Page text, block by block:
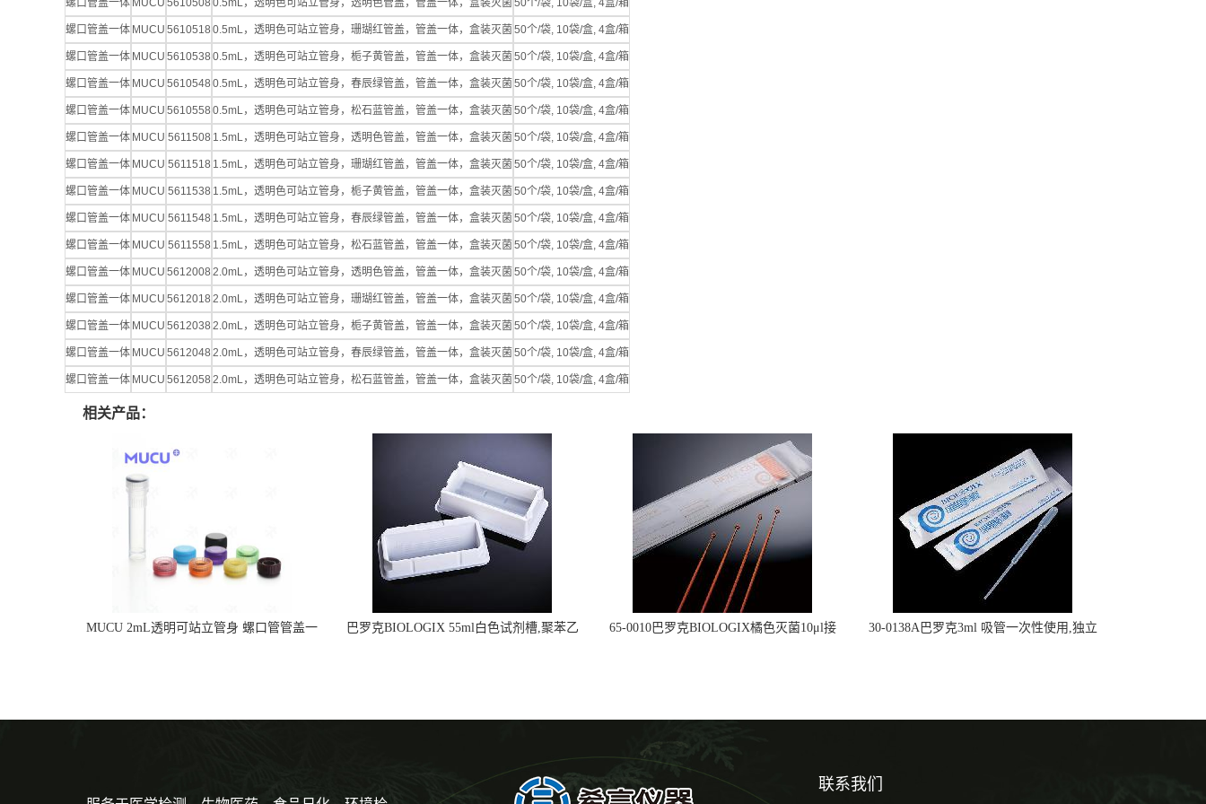
螺口管盖一体 MUCU 5610508 0.5mL，透明色可站立管身，透明色管盖，管盖一体，盒装灭菌 50个/袋, 10袋/盒, 4盒/箱
螺口管盖一体 MUCU 5610518 0.5mL，透明色可站立管身，珊瑚红管盖，管盖一体，盒装灭菌 50个/袋, 10袋/盒, 4盒/箱
螺口管盖一体 MUCU 5610538 0.5mL，透明色可站立管身，栀子黄管盖，管盖一体，盒装灭菌 50个/袋, 10袋/盒, 4盒/箱
螺口管盖一体 MUCU 5610548 0.5mL，透明色可站立管身，春辰绿管盖，管盖一体，盒装灭菌 50个/袋, 10袋/盒, 4盒/箱
螺口管盖一体 MUCU 5610558 0.5mL，透明色可站立管身，松石蓝管盖，管盖一体，盒装灭菌 50个/袋, 10袋/盒, 4盒/箱
螺口管盖一体 MUCU 5611508 1.5mL，透明色可站立管身，透明色管盖，管盖一体，盒装灭菌 50个/袋, 10袋/盒, 4盒/箱
螺口管盖一体 MUCU 5611518 1.5mL，透明色可站立管身，珊瑚红管盖，管盖一体，盒装灭菌 50个/袋, 10袋/盒, 4盒/箱
螺口管盖一体 MUCU 5611538 1.5mL，透明色可站立管身，栀子黄管盖，管盖一体，盒装灭菌 50个/袋, 10袋/盒, 4盒/箱
螺口管盖一体 MUCU 5611548 1.5mL，透明色可站立管身，春辰绿管盖，管盖一体，盒装灭菌 50个/袋, 10袋/盒, 4盒/箱
螺口管盖一体 MUCU 5611558 1.5mL，透明色可站立管身，松石蓝管盖，管盖一体，盒装灭菌 50个/袋, 10袋/盒, 4盒/箱
螺口管盖一体 MUCU 5612008 2.0mL，透明色可站立管身，透明色管盖，管盖一体，盒装灭菌 50个/袋, 10袋/盒, 4盒/箱
螺口管盖一体 MUCU 5612018 2.0mL，透明色可站立管身，珊瑚红管盖，管盖一体，盒装灭菌 50个/袋, 10袋/盒, 4盒/箱
螺口管盖一体 MUCU 5612038 2.0mL，透明色可站立管身，栀子黄管盖，管盖一体，盒装灭菌 50个/袋, 10袋/盒, 4盒/箱
螺口管盖一体 MUCU 5612048 2.0mL，透明色可站立管身，春辰绿管盖，管盖一体，盒装灭菌 50个/袋, 10袋/盒, 4盒/箱
螺口管盖一体 MUCU 5612058 2.0mL，透明色可站立管身，松石蓝管盖，管盖一体，盒装灭菌 50个/袋, 10袋/盒, 4盒/箱
相关产品：
MUCU 2mL透明可站立管身 螺口管管盖一
巴罗克BIOLOGIX 55ml白色试剂槽,聚苯乙
65-0010巴罗克BIOLOGIX橘色灭菌10μl接
30-0138A巴罗克3ml 吸管一次性使用,独立
联系我们